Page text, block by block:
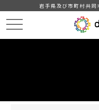
岩手県及び市町村共